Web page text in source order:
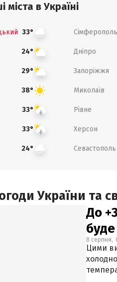
міста в Україні
33° Сімферополь
24° Дніпро
29° Запоріжжя
38° Миколаїв
33° Рівне
33° Херсон
24° Севастополь
України та
До
8 серпня,
Цими